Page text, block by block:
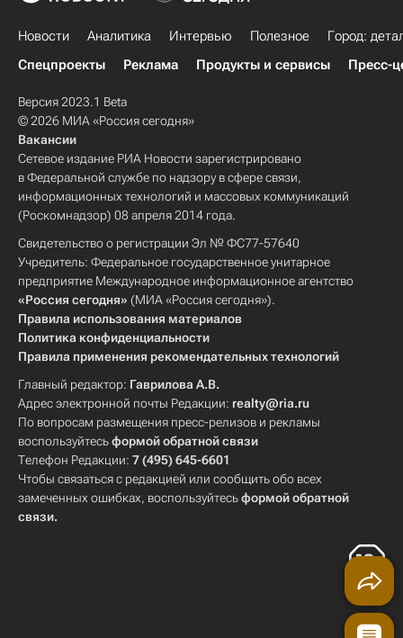
Новости Аналитика Интервью Полезное
Город:
Спецпроекты
Реклама Продукты и сервисы Пресс-
Версия 2023.1 Beta
© 2026 МИА «Россия сегодня»
Вакансии
Сетевое издание РИА Новости зарегистрировано
в Федеральной службе по надзору в сфере связи,
информационных технологий и массовых коммуникаций
(Роскомнадзор) 08 апреля 2014 года.
Свидетельство о регистрации Эл № ФС77-57640
Учредитель: Федеральное государственное унитарное
предприятие Международное информационное агентство
«Россия сегодня» (МИА «Россия сегодня»).
Правила использования материалов
Политика конфиденциальности
Правила применения рекомендательных технологий
Главный редактор: Гаврилова А.В.
Адрес электронной почты Редакции: realty@ria.ru
По вопросам размещения пресс-релизов и рекламы
воспользуйтесьформой обратной связи
Телефон Редакции: 7 (495) 645-6601
Чтобы связаться с редакцией или сообщить обо всех
замеченных ошибках, воспользуйтесьформой обратной
связи.